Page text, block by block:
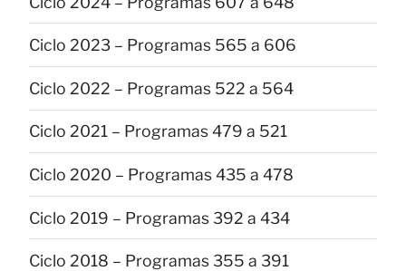
Ciclo 2023 – Programas 565 a 606
Ciclo 2022 – Programas 522 a 564
Ciclo 2021 – Programas 479 a 521
Ciclo 2020 – Programas 435 a 478
Ciclo 2019 – Programas 392 a 434
Ciclo 2018 – Programas 355 a 391